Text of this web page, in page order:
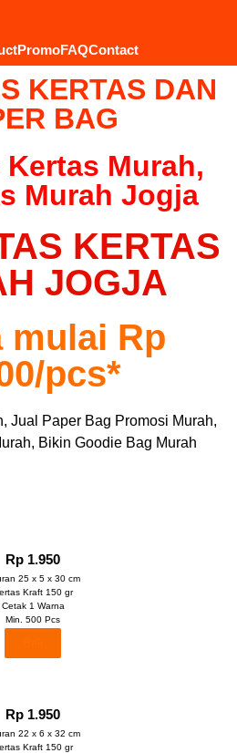
PromoFAQContact
KERTAS DAN
BAG
Kertas Murah,
Murah Jogja
KERTAS
JOGJA
mulai Rp
pcs*
Jual Paper Bag Promosi Murah,
Bikin Goodie Bag Murah
Rp 1.950
25 x 5 x 30 cm
Kraft 150 gr
Cetak 1 Warna
Min. 500 Pcs
Rp 1.950
22 x 6 x 32 cm
Kraft 150 gr